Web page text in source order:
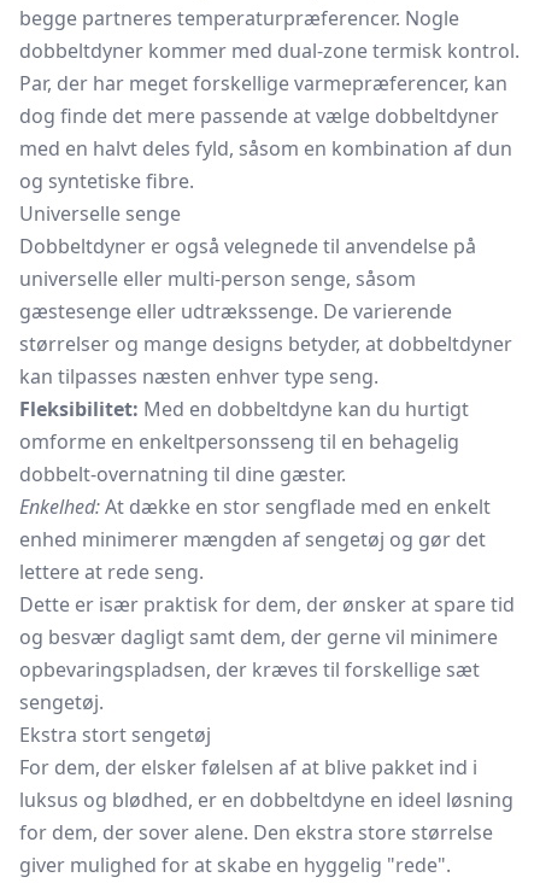
begge partneres temperaturpræferencer. Nogle
dobbeltdyner kommer med dual-zone termisk kontrol.
Par, der har meget forskellige varmepræferencer, kan
dog finde det mere passende at vælge dobbeltdyner
med en halvt deles fyld, såsom en kombination af dun
og syntetiske fibre.
Universelle senge
Dobbeltdyner er også velegnede til anvendelse på
universelle eller multi-person senge, såsom
gæstesenge eller udtrækssenge. De varierende
størrelser og mange designs betyder, at dobbeltdyner
kan tilpasses næsten enhver type seng.
Fleksibilitet: Med en dobbeltdyne kan du hurtigt
omforme en enkeltpersonsseng til en behagelig
dobbelt-overnatning til dine gæster.
Enkelhed:At dække en stor sengflade med en enkelt
enhed minimerer mængden af sengetøj og gør det
lettere at rede seng.
Dette er især praktisk for dem, der ønsker at spare tid
og besvær dagligt samt dem, der gerne vil minimere
opbevaringspladsen, der kræves til forskellige sæt
sengetøj.
Ekstra stort sengetøj
For dem, der elsker følelsen af at blive pakket ind i
luksus og blødhed, er en dobbeltdyne en ideel løsning
for dem, der sover alene. Den ekstra store størrelse
giver mulighed for at skabe en hyggelig "rede".